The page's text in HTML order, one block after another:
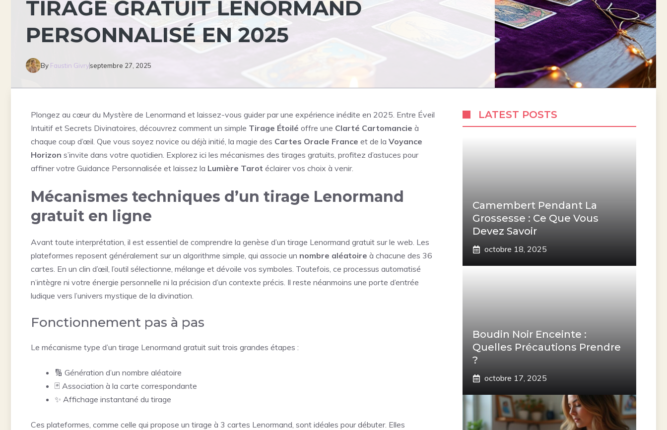
TIRAGE GRATUIT LENORMAND
PERSONNALISÉ EN 2025
By Faustin Givryseptembre 27, 2025
Plongez au cœur du Mystère de Lenormand et laissez-vous guider par une expérience inédite en 2025. Entre Éveil
Intuitif et Secrets Divinatoires, découvrez comment un simple Tirage Étoilé offre une Clarté Cartomancie à
chaque coup d’œil. Que vous soyez novice ou déjà initié, la magie des Cartes Oracle France et de la Voyance
Horizon s’invite dans votre quotidien. Explorez ici les mécanismes des tirages gratuits, profitez d’astuces pour
affiner votre Guidance Personnalisée et laissez la Lumière Tarot éclairer vos choix à venir.
Mécanismes techniques d’un tirage Lenormand
gratuit en ligne
Avant toute interprétation, il est essentiel de comprendre la genèse d’un tirage Lenormand gratuit sur le web. Les
plateformes reposent généralement sur un algorithme simple, qui associe un nombre aléatoire à chacune des 36
cartes. En un clin d’œil, l’outil sélectionne, mélange et dévoile vos symboles. Toutefois, ce processus automatisé
n’intègre ni votre énergie personnelle ni la précision d’un contexte précis. Il reste néanmoins une porte d’entrée
ludique vers l’univers mystique de la divination.
Fonctionnement pas à pas
Le mécanisme type d’un tirage Lenormand gratuit suit trois grandes étapes :
🔢 Génération d’un nombre aléatoire
🃏 Association à la carte correspondante
✨ Affichage instantané du tirage
Ces plateformes, comme celle qui propose un tirage à 3 cartes Lenormand, sont idéales pour débuter. Elles
LATEST POSTS
Camembert Pendant La
Grossesse : Ce Que Vous
Devez Savoir
octobre 18, 2025
Boudin Noir Enceinte :
Quelles Précautions Prendre
?
octobre 17, 2025